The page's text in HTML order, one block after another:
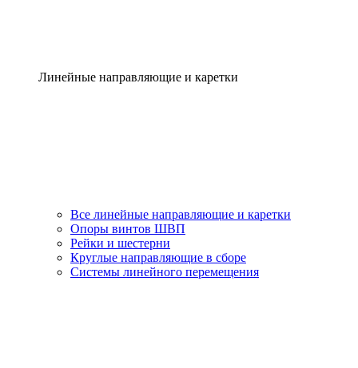
Линейные направляющие и каретки
Все линейные направляющие и каретки
Опоры винтов ШВП
Рейки и шестерни
Круглые направляющие в сборе
Системы линейного перемещения